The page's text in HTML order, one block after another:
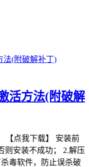
活方法(附破解
【点我下载】 安装前
则安装不成功； 2.解压
毒软件，防止误杀破